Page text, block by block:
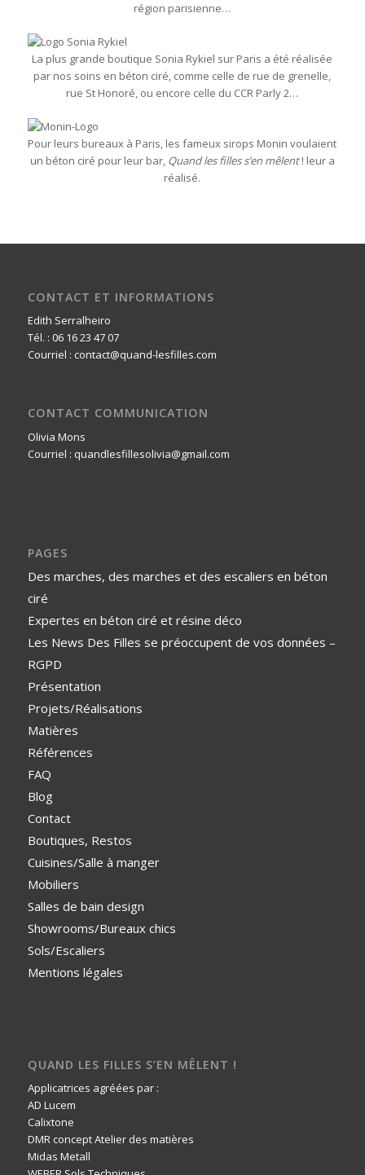
région parisienne…
La plus grande boutique Sonia Rykiel sur Paris a été réalisée
par nos soins en béton ciré, comme celle de rue de grenelle,
rue St Honoré, ou encore celle du CCR Parly 2…
Pour leurs bureaux à Paris, les fameux sirops Monin voulaient
un béton ciré pour leur bar, Quand les filles s’en mêlent! leur a
réalisé.
CONTACT ET INFORMATIONS
Edith Serralheiro
Tél. : 06 16 23 47 07
Courriel : contact@quand-lesfilles.com
CONTACT COMMUNICATION
Olivia Mons
Courriel : quandlesfillesolivia@gmail.com
PAGES
Des marches, des marches et des escaliers en béton
ciré
Expertes en béton ciré et résine déco
Les News Des Filles se préoccupent de vos données –
RGPD
Présentation
Projets/Réalisations
Matières
Références
FAQ
Blog
Contact
Boutiques, Restos
Cuisines/Salle à manger
Mobiliers
Salles de bain design
Showrooms/Bureaux chics
Sols/Escaliers
Mentions légales
QUAND LES FILLES S’EN MÊLENT !
Applicatrices agréées par :
AD Lucem
Calixtone
DMR concept Atelier des matières
Midas Metall